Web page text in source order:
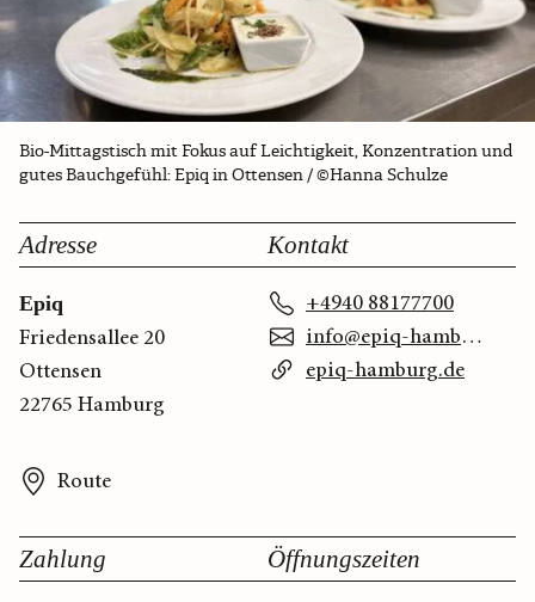
Bio-Mittagstisch mit Fokus auf Leichtigkeit, Konzentration und
gutes Bauchgefühl: Epiq in Ottensen / ©Hanna Schulze
Adresse
Epiq
Friedensallee 20
Ottensen
22765 Hamburg
Route
Kontakt
+4940 88177700
info@epiq-hamburg.de
epiq-hamburg.de
Zahlung Öffnungszeiten